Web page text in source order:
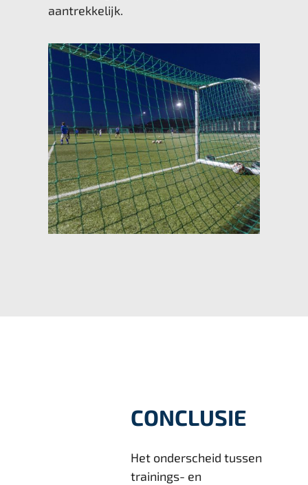
aantrekkelijk.
CONCLUSIE
Het onderscheid tussen
trainings- en